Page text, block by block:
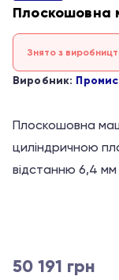
Плоскошовна
Знято з
Виробник:
Плоскошовна
циліндричною
відстанню 6,4 мм
50 191 грн